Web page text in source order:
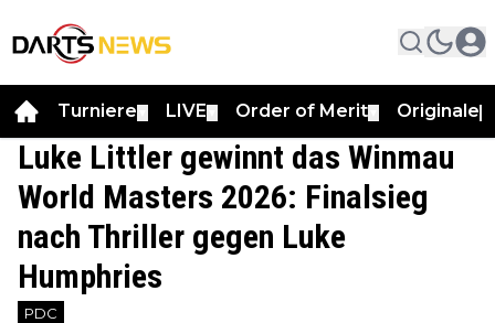
Turniere LIVE Order of Merit Originale
Luke Littler gewinnt das Winmau
World Masters 2026: Finalsieg
nach Thriller gegen Luke
Humphries
PDC